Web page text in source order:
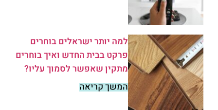
למה יותר ישראלים בוחרים
פרקט בבית החדש ואיך בוחרים
מתקין שאפשר לסמוך עליו?
המשך קריאה